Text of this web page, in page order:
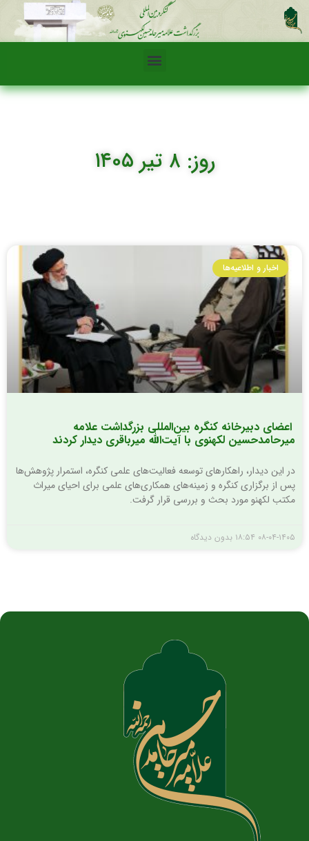
روز: ۸ تیر ۱۴۰۵
اخبار و اطلاعیه‌ها
اعضای دبیرخانه کنگره بین‌المللی بزرگداشت علامه
میرحامدحسین لکهنوی با آیت‌الله میرباقری دیدار کردند
در این دیدار، راهکارهای توسعه فعالیت‌های علمی کنگره، استمرار پژوهش‌ها
پس از برگزاری کنگره و زمینه‌های همکاری‌های علمی برای احیای میراث
مکتب لکهنو مورد بحث و بررسی قرار گرفت.
۰۸-۰۴-۱۴۰۵ ۱۸:۵۴ بدون دیدگاه